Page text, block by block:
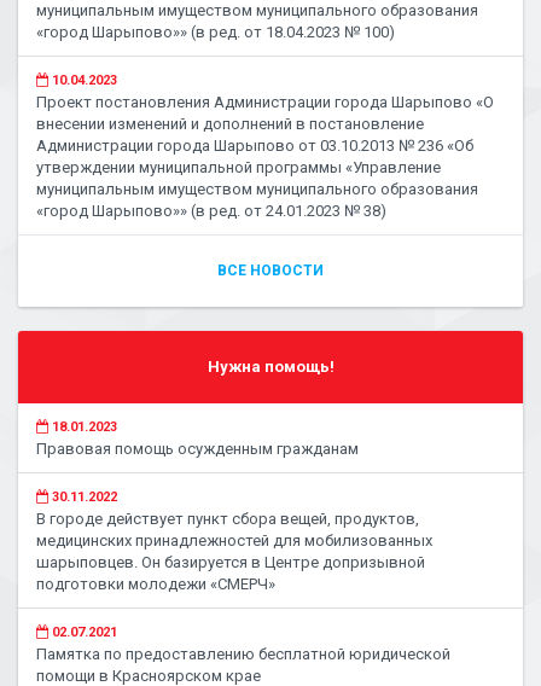
муниципальным имуществом муниципального образования
«город Шарыпово»» (в ред. от 18.04.2023 № 100)
10.04.2023
Проект постановления Администрации города Шарыпово «О
внесении изменений и дополнений в постановление
Администрации города Шарыпово от 03.10.2013 № 236 «Об
утверждении муниципальной программы «Управление
муниципальным имуществом муниципального образования
«город Шарыпово»» (в ред. от 24.01.2023 № 38)
ВСЕ НОВОСТИ
Нужна помощь!
18.01.2023
Правовая помощь осужденным гражданам
30.11.2022
В городе действует пункт сбора вещей, продуктов,
медицинских принадлежностей для мобилизованных
шарыповцев. Он базируется в Центре допризывной
подготовки молодежи «СМЕРЧ»
02.07.2021
Памятка по предоставлению бесплатной юридической
помощи в Красноярском крае